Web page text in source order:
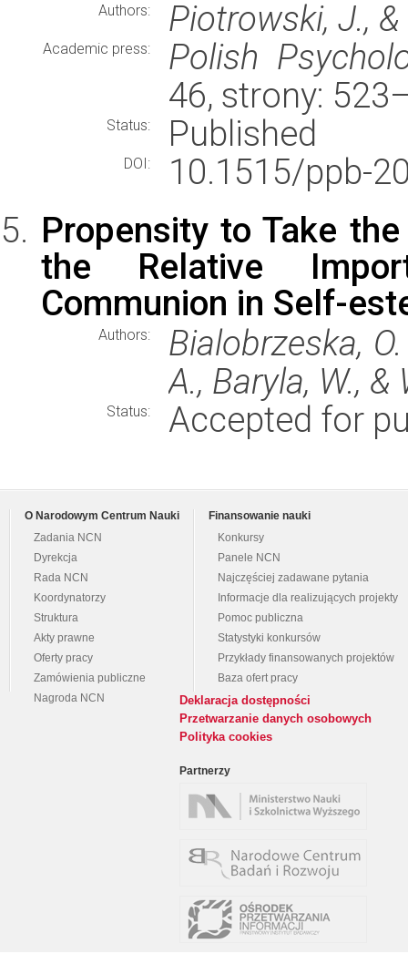
Authors: Piotrowski, J.,
Academic press:
Polish
46, strony:
Status: Published
DOI:
10.1515/ppb-
Propensity to Take
the Relative
Communion in Self-
Authors:
Bialobrzeska,
A., Baryla, W., &
Status: Accepted for
O Narodowym Centrum Nauki
Zadania NCN
Dyrekcja
Rada NCN
Koordynatorzy
Struktura
Akty prawne
Oferty pracy
Zamówienia publiczne
Nagroda NCN
Finansowanie nauki
Konkursy
Panele NCN
Najczęściej zadawane pytania
Informacje dla realizujących projekty
Pomoc publiczna
Statystyki konkursów
Przykłady finansowanych projektów
Baza ofert pracy
Deklaracja dostępności
Przetwarzanie danych osobowych
Polityka cookies
Partnerzy